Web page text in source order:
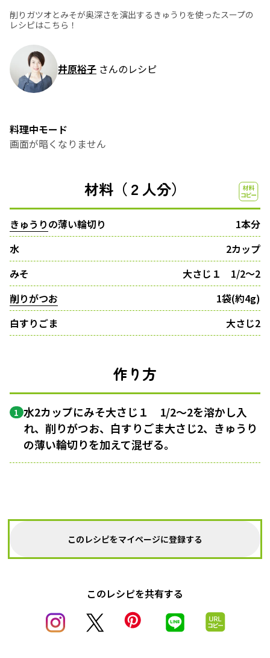
削りガツオとみそが奥深さを演出するきゅうりを使ったスープの
レシピはこちら！
井原裕子 さんのレシピ
料理中モード
画面が暗くなりません
材料（２人分）
きゅうりの薄い輪切り
1本分
水
2カップ
みそ
大さじ１ 1/2〜2
削りがつお
1袋(約4g)
白すりごま
大さじ2
作り方
1 水2カップにみそ大さじ１ 1/2〜2を溶かし入
れ、削りがつお、白すりごま大さじ2、きゅうり
の薄い輪切りを加えて混ぜる。
このレシピをマイページに登録する
このレシピを共有する